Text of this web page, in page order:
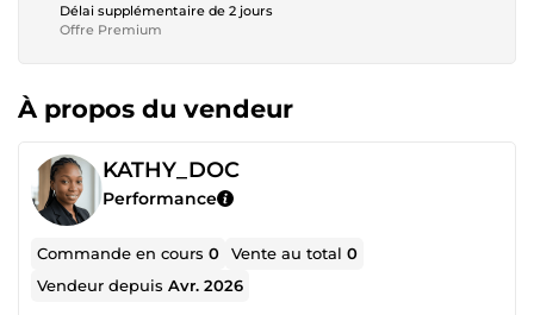
Délai supplémentaire de 2 jours
Offre Premium
À propos du vendeur
KATHY_DOC
Performance
Commande en cours0 Vente au total0
Vendeur depuisAvr. 2026